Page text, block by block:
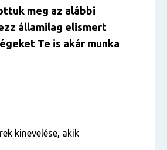
meg az alábbi
államilag elismert
Te is akár munka
kinevelése, akik